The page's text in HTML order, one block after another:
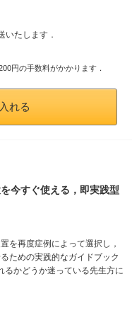
いたします．
円の手数料がかかります．
れる
今すぐ使える，即実践型
を再度症例によって選択し，
ための実践的なガイドブック
るかどうか迷っている先生方に